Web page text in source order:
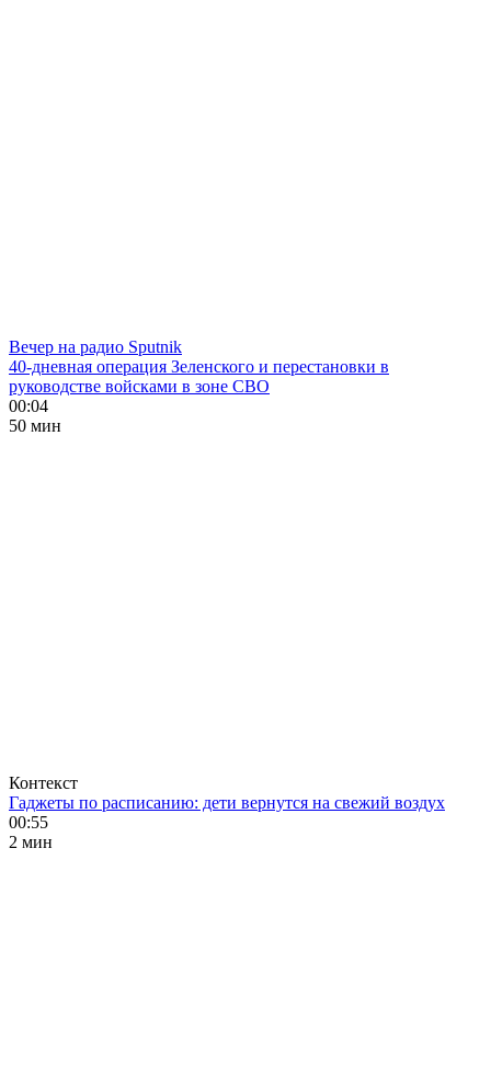
Вечер на радио Sputnik
40-дневная операция Зеленского и перестановки в
руководстве войсками в зоне СВО
00:04
50 мин
Контекст
Гаджеты по расписанию: дети вернутся на свежий воздух
00:55
2 мин